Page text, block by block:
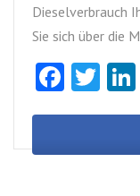
Dieselverbrauch
Sie sich über die